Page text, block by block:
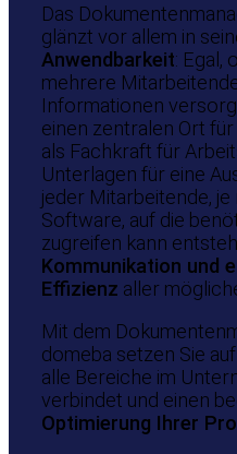
Das
glänzt vor allem in
Anwendbarkeit: Egal,
mehrere
Informationen
einen zentralen Ort
als Fachkraft für
Unterlagen für eine
jeder Mitarbeitende,
Software, auf die
zugreifen kann
Kommunikation und
Effizienz aller
Mit dem
domeba setzen Sie
alle Bereiche im
verbindet und einen
Optimierung Ihrer